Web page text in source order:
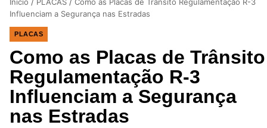
Início / PLACAS / Como as Placas de Trânsito Regulamentação R-3
Influenciam a Segurança nas Estradas
PLACAS
Como as Placas de Trânsito
Regulamentação R-3
Influenciam a Segurança
nas Estradas